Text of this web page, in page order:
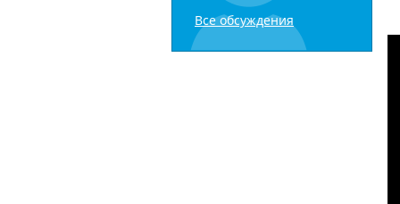
Все обсуждения